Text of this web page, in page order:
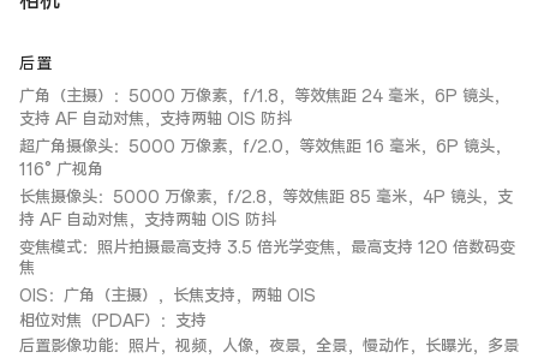
后置
广角（主摄）：5000 万像素，f/1.8，等效焦距 24 毫米，6P 镜头，
支持 AF 自动对焦，支持两轴 OIS 防抖
超广角摄像头：5000 万像素，f/2.0，等效焦距 16 毫米，6P 镜头，
116° 广视角
长焦摄像头：5000 万像素，f/2.8，等效焦距 85 毫米，4P 镜头，支
持 AF 自动对焦，支持两轴 OIS 防抖
变焦模式：照片拍摄最高支持 3.5 倍光学变焦，最高支持 120 倍数码变
焦
OIS：广角（主摄），长焦支持，两轴 OIS
相位对焦（PDAF）：支持
后置影像功能：照片，视频，人像，夜景，全景，慢动作，长曝光，多景